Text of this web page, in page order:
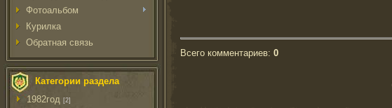
Фотоальбом
Курилка
Обратная связь
Категории раздела
1982год [2]
Всего комментариев: 0